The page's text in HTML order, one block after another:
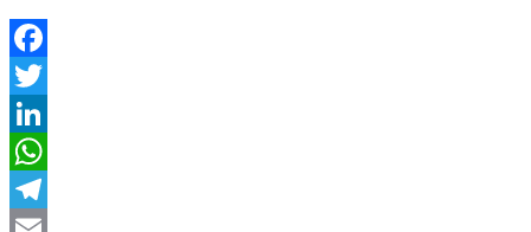
Facebook
Twitter
LinkedIn
WhatsApp
Telegram